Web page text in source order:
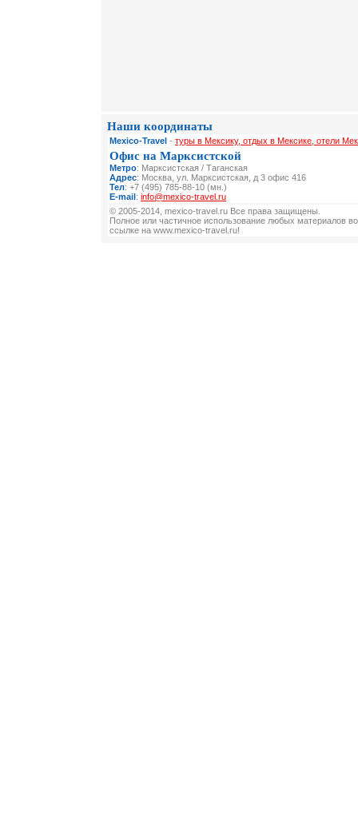
Наши координаты
Mexico-Travel - туры в Мексику, отдых в Мексике, отели
Офис на Марксистской
Метро: Марксистская / Таганская
Адрес: Москва, ул. Марксистская, д 3 офис 416
Тел: +7 (495) 785-88-10 (мн.)
E-mail: info@mexico-travel.ru
© 2005-2014, mexico-travel.ru Все права защищены.
Полное или частичное использование любых материалов
ссылке на www.mexico-travel.ru!